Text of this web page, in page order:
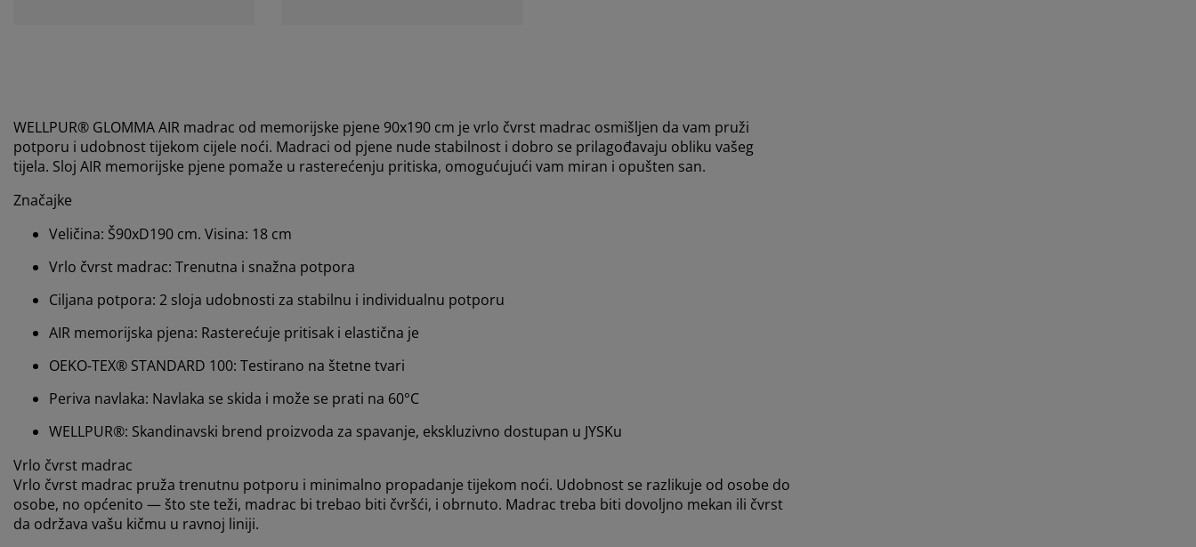
WELLPUR® GLOMMA AIR madrac od memorijske pjene 90x190 cm je vrlo čvrst madrac osmišljen da vam pruži
potporu i udobnost tijekom cijele noći. Madraci od pjene nude stabilnost i dobro se prilagođavaju obliku vašeg
tijela. Sloj AIR memorijske pjene pomaže u rasterećenju pritiska, omogućujući vam miran i opušten san.
Značajke
Veličina: Š90xD190 cm. Visina: 18 cm
Vrlo čvrst madrac: Trenutna i snažna potpora
Ciljana potpora: 2 sloja udobnosti za stabilnu i individualnu potporu
AIR memorijska pjena: Rasterećuje pritisak i elastična je
OEKO-TEX® STANDARD 100: Testirano na štetne tvari
Periva navlaka: Navlaka se skida i može se prati na 60°C
WELLPUR®: Skandinavski brend proizvoda za spavanje, ekskluzivno dostupan u JYSKu
Vrlo čvrst madrac
Vrlo čvrst madrac pruža trenutnu potporu i minimalno propadanje tijekom noći. Udobnost se razlikuje od osobe do
osobe, no općenito — što ste teži, madrac bi trebao biti čvršći, i obrnuto. Madrac treba biti dovoljno mekan ili čvrst
da održava vašu kičmu u ravnoj liniji.